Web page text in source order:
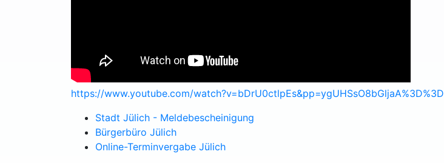
https://www.youtube.com/watch?v=bDrU0ctlpEs&pp=ygUHSsO8bGljaA%3D%3D
Stadt Jülich - Meldebescheinigung
Bürgerbüro Jülich
Online-Terminvergabe Jülich